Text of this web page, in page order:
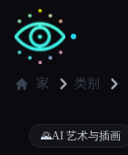
✍️写作者
家 类别
🌄AI 艺术与插画